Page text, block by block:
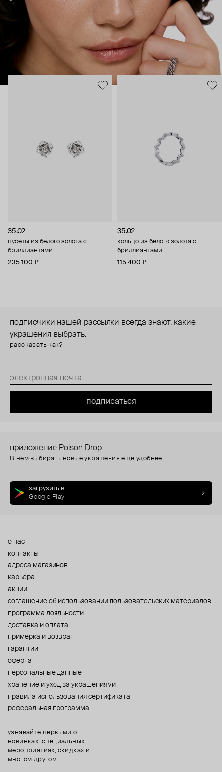
Украшения 35.02 – ваш рассказ о себе без слов.
35.02
пусеты из белого золота с
бриллиантами
235 100 ₽
35.02
кольцо из белого золота с
бриллиантами
115 400 ₽
подписчики нашей рассылки всегда знают, какие
украшения выбрать.
рассказать как?
подписаться
приложение Poison Drop
В нем выбирать новые украшения еще удобнее.
загрузить в
Google Play
о нас
контакты
адреса магазинов
карьера
акции
cоглашение об использовании пользовательских материалов
программа лояльности
доставка и оплата
примерка и возврат
гарантии
оферта
персональные данные
хранение и уход за украшениями
правила использования сертификата
реферальная программа
узнавайте первыми о
новинках, специальных
мероприятиях, скидках и
многом другом